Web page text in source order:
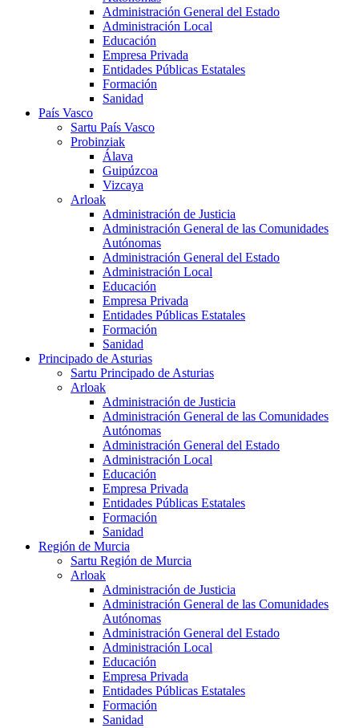
Administración General del Estado
Administración Local
Educación
Empresa Privada
Entidades Públicas Estatales
Formación
Sanidad
País Vasco
Sartu País Vasco
Probinziak
Álava
Guipúzcoa
Vizcaya
Arloak
Administración de Justicia
Administración General de las Comunidades
Autónomas
Administración General del Estado
Administración Local
Educación
Empresa Privada
Entidades Públicas Estatales
Formación
Sanidad
Principado de Asturias
Sartu Principado de Asturias
Arloak
Administración de Justicia
Administración General de las Comunidades
Autónomas
Administración General del Estado
Administración Local
Educación
Empresa Privada
Entidades Públicas Estatales
Formación
Sanidad
Región de Murcia
Sartu Región de Murcia
Arloak
Administración de Justicia
Administración General de las Comunidades
Autónomas
Administración General del Estado
Administración Local
Educación
Empresa Privada
Entidades Públicas Estatales
Formación
Sanidad